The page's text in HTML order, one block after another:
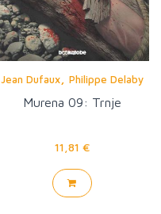
Jean Dufaux Philippe Delaby
Murena 09: Trnje
11,81 €